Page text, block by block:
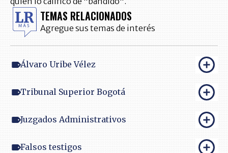
TEMAS RELACIONADOS
Agregue sus temas de interés
Álvaro Uribe Vélez
Tribunal Superior Bogotá
Juzgados Administrativos
Falsos testigos